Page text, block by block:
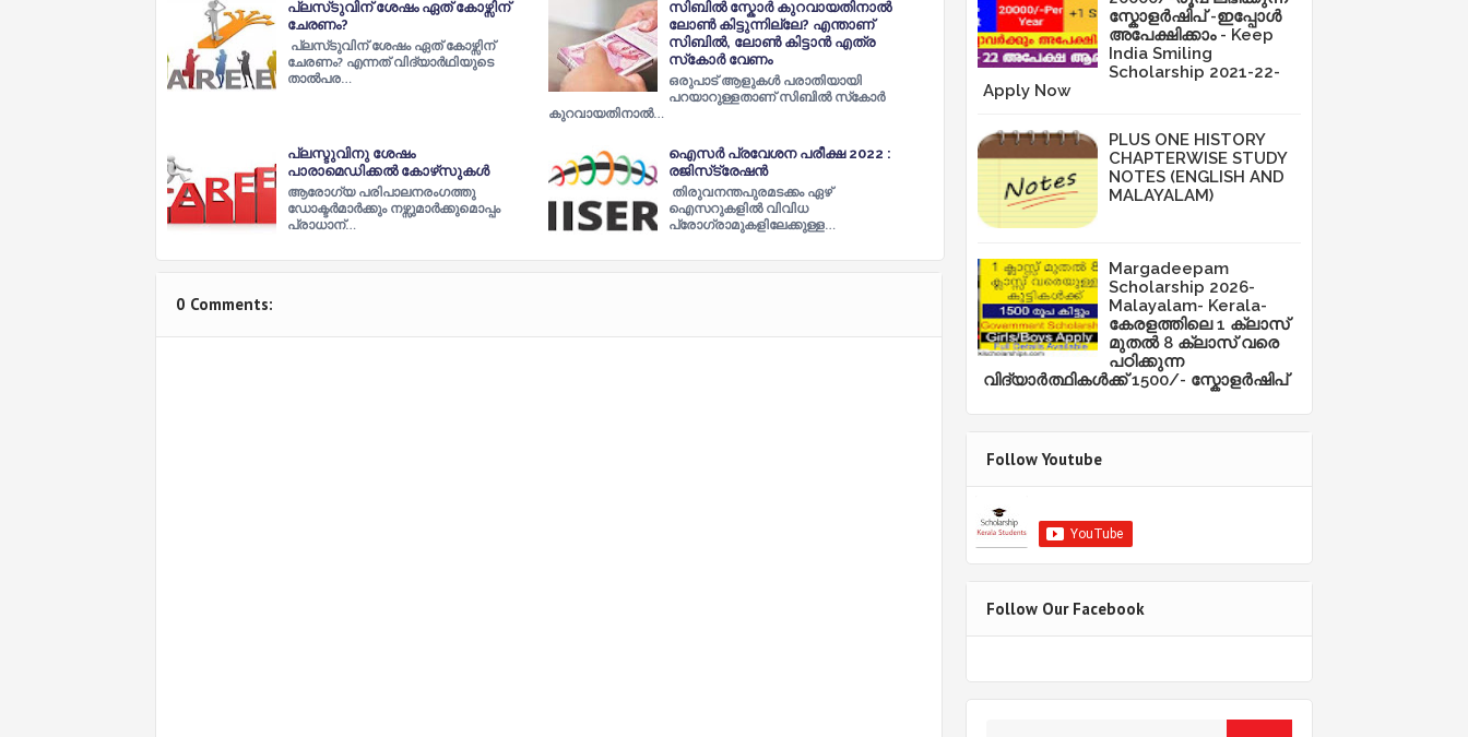
പ്ലസ്‌ടുവിന് ശേഷം ഏത് കോഴ്സിന്
ചേരണം?
പ്ലസ്‌ടുവിന് ശേഷം ഏത് കോഴ്സിന്
ചേരണം? എന്നത് വിദ്യാർഥിയുടെ
താൽപര…
സിബില്‍ സ്കോര്‍ കുറവായതിനാല്‍
ലോണ്‍ കിട്ടുന്നില്ലേ? എന്താണ്
സിബില്‍, ലോണ്‍ കിട്ടാന്‍ എത്ര
സ്‌കോര്‍ വേണം
ഒരുപാട് ആളുകള്‍ പരാതിയായി
പറയാറുള്ളതാണ് സിബില്‍ സ്‌കോര്‍
കുറവായതിനാല്‍…
പ്ലസ്ടുവിനു ശേഷം
പാരാമെഡിക്കൽ കോഴ്‌സുകൾ
ആരോഗ്യ പരിപാലനരംഗത്തു
ഡോക്ടര്‍മാര്‍ക്കും നഴ്സുമാര്‍ക്കുമൊപ്പം
പ്രാധാന്…
ഐസർ പ്രവേശന പരീക്ഷ 2022 :
രജിസ്‌ട്രേഷൻ
തിരുവനന്തപുരമടക്കം ഏഴ്‌
ഐസറുകളില്‍ വിവിധ
പ്രോഗ്രാമുകളിലേക്കുള്ള…
0 Comments:
സ്കോളർഷിപ് -ഇപ്പോൾ
അപേക്ഷിക്കാം - Keep
India Smiling
Scholarship 2021-22-
Apply Now
PLUS ONE HISTORY
CHAPTERWISE STUDY
NOTES (ENGLISH AND
MALAYALAM)
Margadeepam
Scholarship 2026-
Malayalam- Kerala-
കേരളത്തിലെ 1 ക്ലാസ്
മുതൽ 8 ക്ലാസ് വരെ
പഠിക്കുന്ന
വിദ്യാർത്ഥികൾക്ക് 1500/- സ്കോളർഷിപ്
Follow Youtube
Follow Our Facebook